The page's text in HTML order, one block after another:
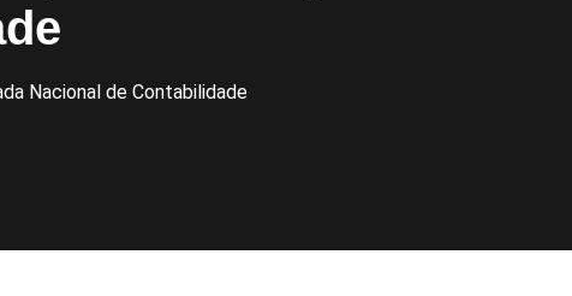
Nacional de Contabilidade